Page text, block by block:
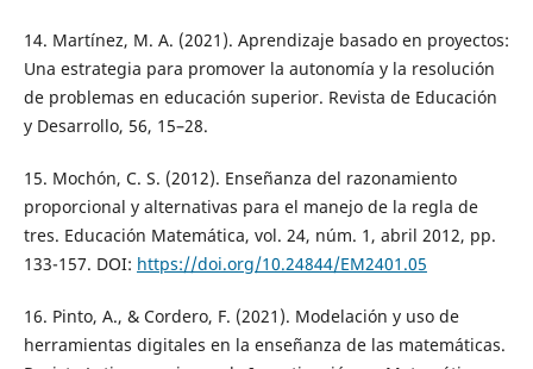
14. Martínez, M. A. (2021). Aprendizaje basado en proyectos:
Una estrategia para promover la autonomía y la resolución
de problemas en educación superior. Revista de Educación
y Desarrollo, 56, 15–28.
15. Mochón, C. S. (2012). Enseñanza del razonamiento
proporcional y alternativas para el manejo de la regla de
tres. Educación Matemática, vol. 24, núm. 1, abril 2012, pp.
133-157. DOI: https://doi.org/10.24844/EM2401.05
16. Pinto, A., & Cordero, F. (2021). Modelación y uso de
herramientas digitales en la enseñanza de las matemáticas.